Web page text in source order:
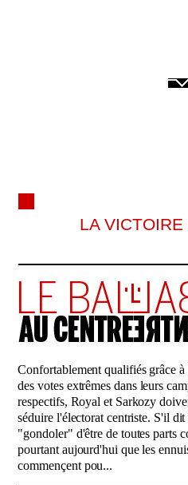
LA
Confortablement qualifiés grâce à
des votes extrêmes dans leurs
respectifs, Royal et Sarkozy
séduire l'électorat centriste. S'il dit
"gondoler" d'être de toutes parts
pourtant aujourd'hui que les
commençent pou...